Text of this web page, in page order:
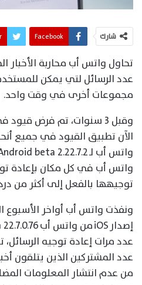
شارك Facebook
تحاول واتس أب محاربة الأخبار
عدد الرسائل لتي يمكن
مجموعات أخرى في وقت واحد.
وقبل 3 سنوات، تم فرض
الآن تطبيق القيود في جميع
واتس أب في كل مكان بإعادة
توجيهها بالفعل إلى أكثر من
ونفذت واتس أب أواخر
عدد مرات إعادة توجيه
عدد المشتركين الذين يتلقون
من عدم انتشار المعلومات